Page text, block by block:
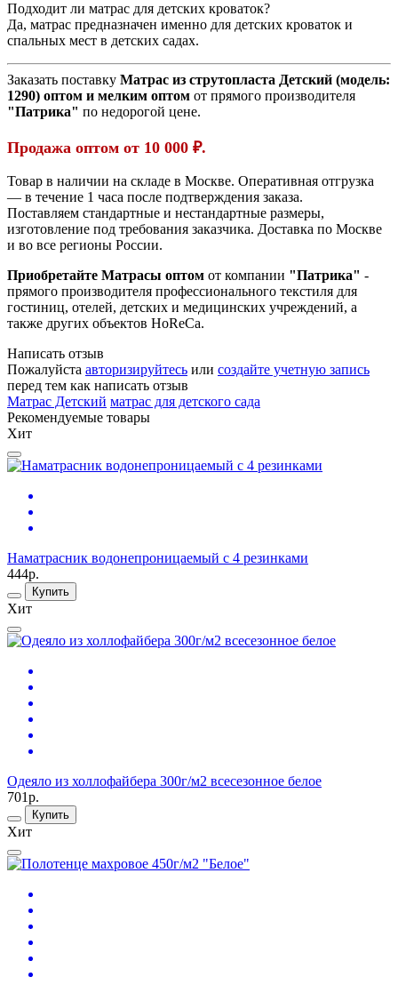
Подходит ли матрас для детских кроваток?
Да, матрас предназначен именно для детских кроваток и
спальных мест в детских садах.
Заказать поставку Матрас из струтопласта Детский (модель:
1290) оптом и мелким оптом от прямого производителя
"Патрика" по недорогой цене.
Продажа оптом от 10 000 ₽.
Товар в наличии на складе в Москве. Оперативная отгрузка
— в течение 1 часа после подтверждения заказа.
Поставляем стандартные и нестандартные размеры,
изготовление под требования заказчика. Доставка по Москве
и во все регионы России.
Приобретайте Матрасы оптом от компании "Патрика" -
прямого производителя профессионального текстиля для
гостиниц, отелей, детских и медицинских учреждений, а
также других объектов HoReCa.
Написать отзыв
Пожалуйста авторизируйтесь или создайте учетную запись
перед тем как написать отзыв
Матрас Детский матрас для детского сада
Рекомендуемые товары
Хит
Наматрасник водонепроницаемый с 4 резинками
444р.
Купить
Хит
Одеяло из холлофайбера 300г/м2 всесезонное белое
701р.
Купить
Хит